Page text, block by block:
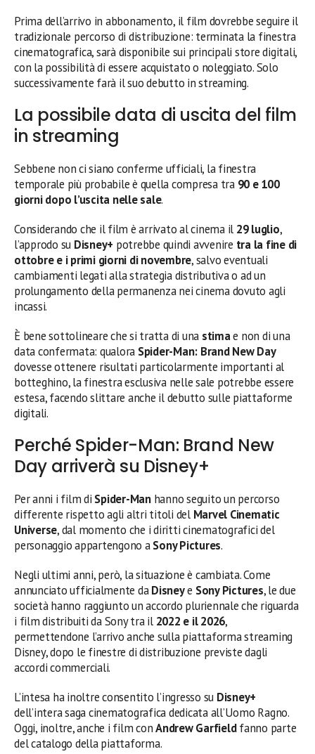
Prima dell’arrivo in abbonamento, il film dovrebbe seguire il
tradizionale percorso di distribuzione: terminata la finestra
cinematografica, sarà disponibile sui principali store digitali,
con la possibilità di essere acquistato o noleggiato. Solo
successivamente farà il suo debutto in streaming.
La possibile data di uscita del film
in streaming
Sebbene non ci siano conferme ufficiali, la finestra
temporale più probabile è quella compresa tra 90 e 100
giorni dopo l’uscita nelle sale.
Considerando che il film è arrivato al cinema il 29 luglio,
l’approdo su Disney+ potrebbe quindi avvenire tra la fine di
ottobre e i primi giorni di novembre, salvo eventuali
cambiamenti legati alla strategia distributiva o ad un
prolungamento della permanenza nei cinema dovuto agli
incassi.
È bene sottolineare che si tratta di una stimae non di una
data confermata: qualora Spider-Man: Brand New Day
dovesse ottenere risultati particolarmente importanti al
botteghino, la finestra esclusiva nelle sale potrebbe essere
estesa, facendo slittare anche il debutto sulle piattaforme
digitali.
Perché Spider-Man: Brand New
Day arriverà su Disney+
Per anni i film di Spider-Manhanno seguito un percorso
differente rispetto agli altri titoli del Marvel Cinematic
Universe, dal momento che i diritti cinematografici del
personaggio appartengono aSony Pictures.
Negli ultimi anni, però, la situazione è cambiata. Come
annunciato ufficialmente daDisneye Sony Pictures, le due
società hanno raggiunto un accordo pluriennale che riguarda
i film distribuiti da Sony tra il 2022 e il 2026,
permettendone l’arrivo anche sulla piattaforma streaming
Disney, dopo le finestre di distribuzione previste dagli
accordi commerciali.
L’intesa ha inoltre consentito l’ingresso su Disney+
dell’intera saga cinematografica dedicata all’Uomo Ragno.
Oggi, inoltre, anche i film conAndrew Garfieldfanno parte
del catalogo della piattaforma.